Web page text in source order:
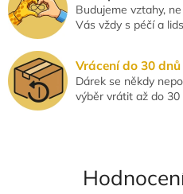
Budujeme vztahy,
Vás vždy s péčí a
Vrácení do 30 dnů
Dárek se někdy
výběr vrátit až do 30